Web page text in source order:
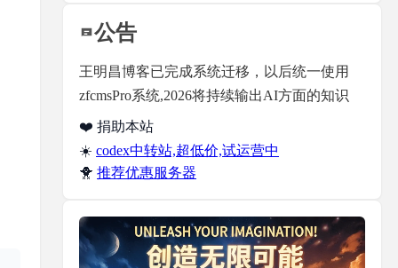
公告
王明昌博客已完成系统迁移，以后统一使用
zfcmsPro系统,2026将持续输出AI方面的知识
❤️ 捐助本站
☀️ codex中转站,超低价,试运营中
🐥 推荐优惠服务器